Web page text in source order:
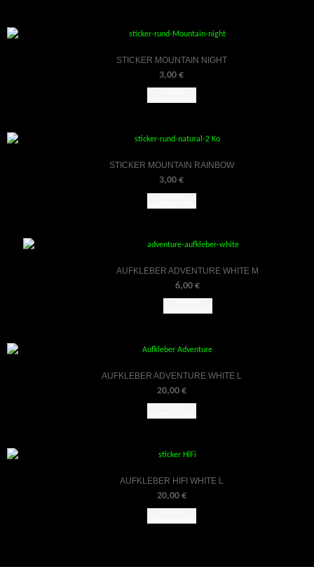
STICKER MOUNTAIN NIGHT
3,00 €
STICKER MOUNTAIN RAINBOW
3,00 €
AUFKLEBER ADVENTURE WHITE M
6,00 €
AUFKLEBER ADVENTURE WHITE L
20,00 €
AUFKLEBER HIFI WHITE L
20,00 €